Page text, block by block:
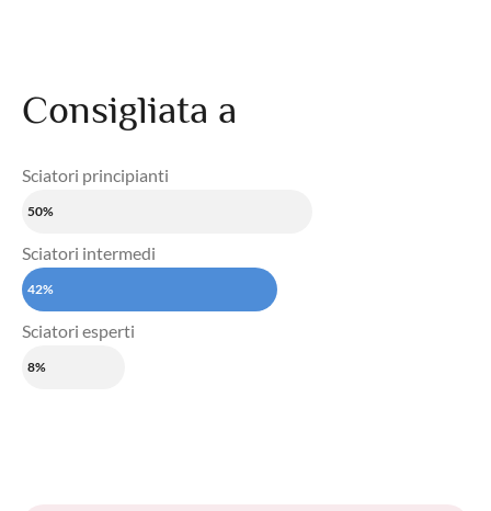
Consigliata a
Sciatori principianti
50%
Sciatori intermedi
42%
Sciatori esperti
8%